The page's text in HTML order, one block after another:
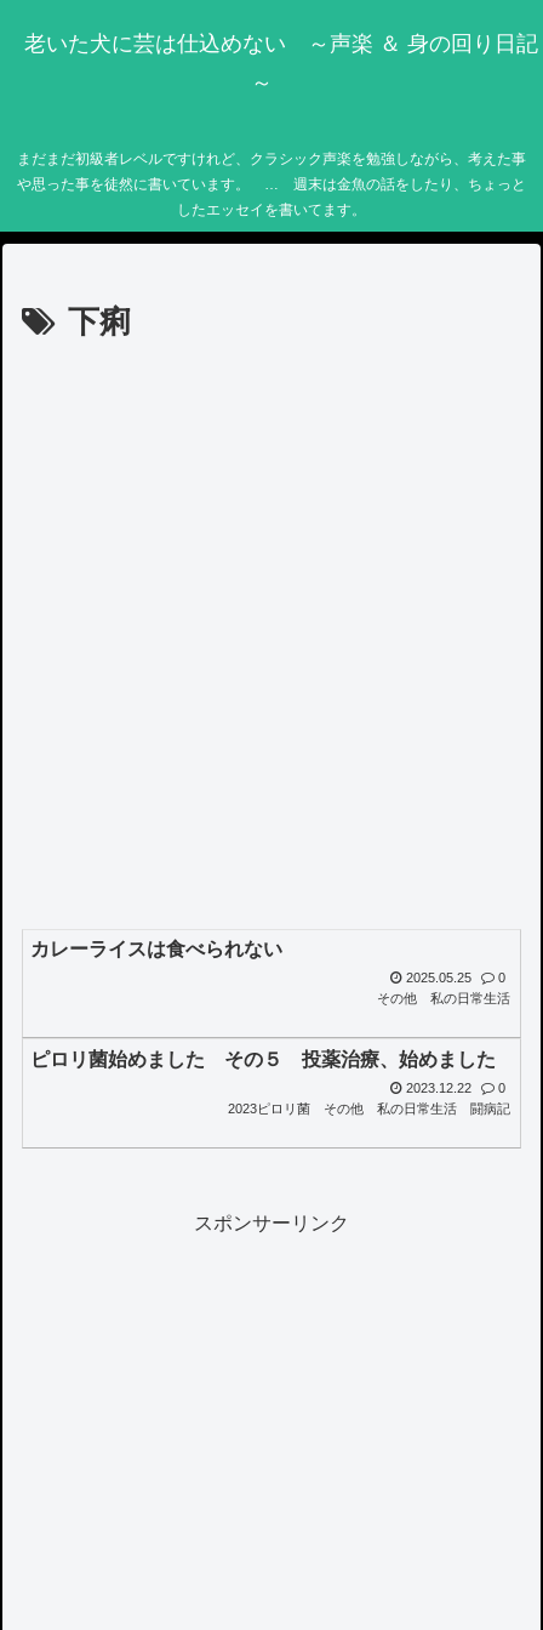
老いた犬に芸は仕込めない ～声楽 ＆ 身の回り日記
～
まだまだ初級者レベルですけれど、クラシック声楽を勉強しながら、考えた事
や思った事を徒然に書いています。 … 週末は金魚の話をしたり、ちょっと
したエッセイを書いてます。
下痢
カレーライスは食べられない
2025.05.25
0
その他
私の日常生活
ピロリ菌始めました その５ 投薬治療、始めました
2023.12.22
0
2023ピロリ菌
その他 私の日常生活 闘病記
スポンサーリンク